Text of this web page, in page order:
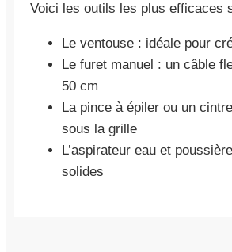
Voici les outils les plus efficaces
Le ventouse : idéale pour
Le furet manuel : un câble
50 cm
La pince à épiler ou un
sous la grille
L’aspirateur eau et
solides